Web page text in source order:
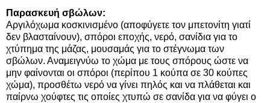
Παρασκευή σβώλων:
Αργιλόχωμα κοσκινισμένο (αποφύγετε τον μπετονίτη γιατί
δεν βλασταίνουν), σπόροι εποχής, νερό, σανίδια για το
χτύπημα της μάζας, μουσαμάς για το στέγνωμα των
σβώλων. Αναμειγνύω το χώμα με τους σπόρους ώστε να
μην φαίνονται οι σπόροι (περίπου 1 κούπα σε 30 κούπες
χώμα), προσθέτω νερό να γίνει πηλός και να πλάθεται και
παίρνω χούφτες τις οποίες χτυπώ σε σανίδα για να φύγει ο